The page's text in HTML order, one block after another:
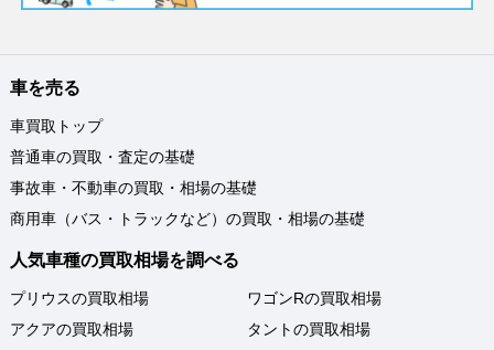
車を売る
車買取トップ
普通車の買取・査定の基礎
事故車・不動車の買取・相場の基礎
商用車（バス・トラックなど）の買取・相場の基礎
人気車種の買取相場を調べる
プリウスの買取相場
アクアの買取相場
ワゴンRの買取相場
タントの買取相場